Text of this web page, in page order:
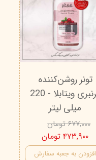
تونر روشن‌کننده
کرنبری ویتابلا - 220
میلی لیتر
۶۷۷,۰۰۰ تومان
۴۷۳,۹۰۰ تومان
افزودن به جعبه سفارش